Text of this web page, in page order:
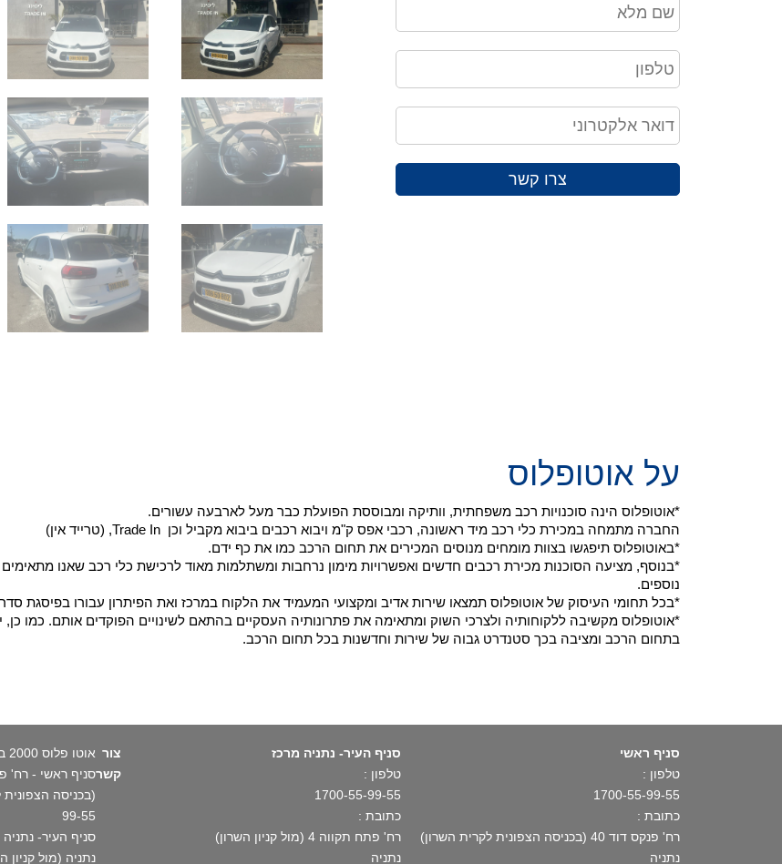
צרו קשר
על אוטופלוס
*אוטופלוס הינה סוכנויות רכב משפחתית, וותיקה ומבוססת הפועלת כבר מעל לארבעה עשורים.
החברה מתמחה במכירת כלי רכב מיד ראשונה, רכבי אפס ק"מ ויבוא רכבים ביבוא מקביל וכן Trade In, (טרייד אין)
*באוטופלוס תיפגשו בצוות מומחים מנוסים המכירים את תחום הרכב כמו את כף ידם.
*בנוסף, מציעה הסוכנות מכירת רכבים חדשים ואפשרויות מימון נרחבות ומשתלמות מאוד לרכישת כלי רכב שאנו
נוספים.
*בכל תחומי העיסוק של אוטופלוס תמצאו שירות אדיב ומקצועי המעמיד את הלקוח במרכז ואת הפיתרון עבורו בפיסגת סדר
*אוטופלוס מקשיבה ללקוחותיה ולצרכי השוק ומתאימה את פתרונותיה העסקיים בהתאם לשינויים הפוקדים אותם. כמו כן,
בתחום הרכב ומציבה בכך סטנדרט גבוה של שירות וחדשנות בכל תחום הרכב.
סניף ראשי
טלפון :
1700-55-99-55
כתובת :
רח' פנקס דוד 40 (בכניסה הצפונית לקרית השרון)
נתניה
סניף העיר- נתניה מרכז
טלפון :
1700-55-99-55
כתובת :
רח' פתח תקווה 4 (מול קניון השרון)
נתניה
צור
קשר
אוטו פלוס 2000 בע"מ
99-55
נתניה (מול קניון השרון)